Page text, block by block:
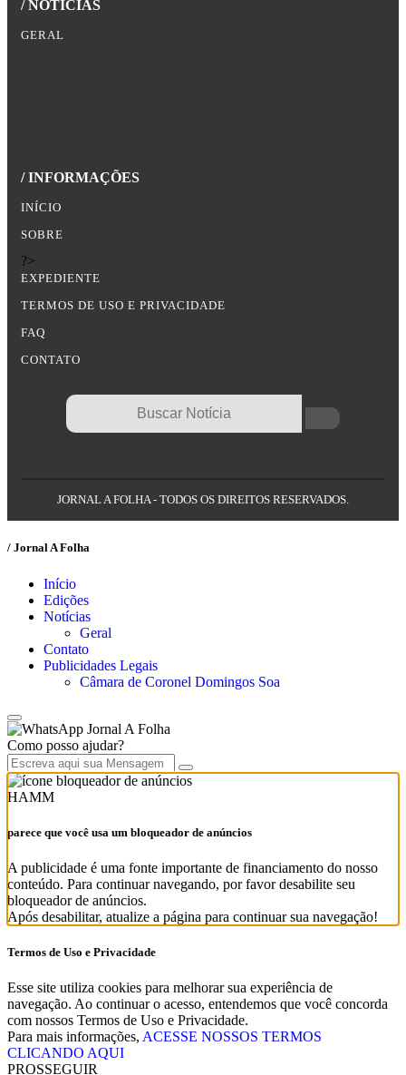
/ NOTÍCIAS
GERAL
/ INFORMAÇÕES
INÍCIO
SOBRE
?>
EXPEDIENTE
TERMOS DE USO E PRIVACIDADE
FAQ
CONTATO
JORNAL A FOLHA - TODOS OS DIREITOS RESERVADOS.
/ Jornal A Folha
Início
Edições
Notícias
Geral
Contato
Publicidades Legais
Câmara de Coronel Domingos Soa
Jornal A Folha
Como posso ajudar?
HAMM
parece que você usa um bloqueador de anúncios
A publicidade é uma fonte importante de financiamento do nosso
conteúdo. Para continuar navegando, por favor desabilite seu
bloqueador de anúncios.
Após desabilitar, atualize a página para continuar sua navegação!
Termos de Uso e Privacidade
Esse site utiliza cookies para melhorar sua experiência de
navegação. Ao continuar o acesso, entendemos que você concorda
com nossos Termos de Uso e Privacidade.
Para mais informações, ACESSE NOSSOS TERMOS
CLICANDO AQUI
PROSSEGUIR